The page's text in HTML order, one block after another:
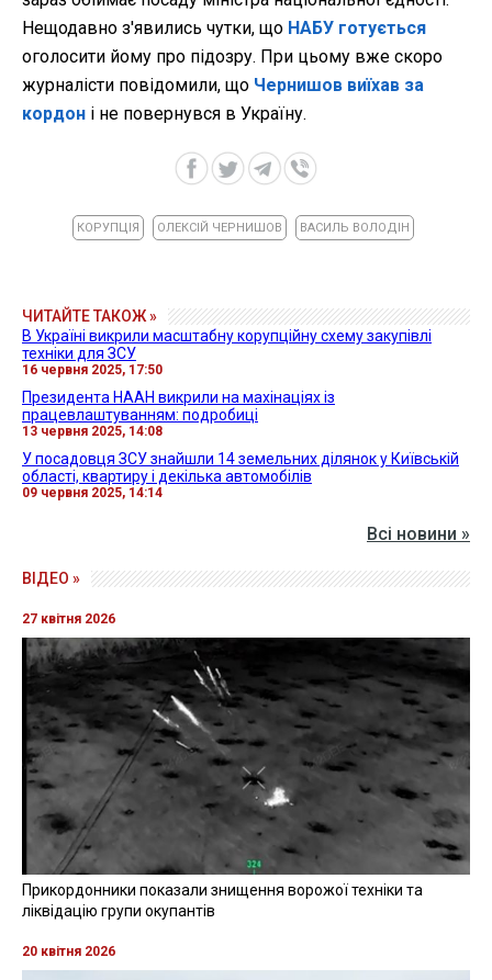
Нещодавно з'явились чутки, що НАБУ готується
оголосити йому про підозру. При цьому вже скоро
журналісти повідомили, що Чернишов виїхав за
кордон і не повернувся в Україну.
КОРУПЦІЯ ОЛЕКСІЙ ЧЕРНИШОВ ВАСИЛЬ ВОЛОДІН
ЧИТАЙТЕ ТАКОЖ »
В Україні викрили масштабну корупційну схему закупівлі
техніки для ЗСУ
16 червня 2025, 17:50
Президента НААН викрили на махінаціях із
працевлаштуванням: подробиці
13 червня 2025, 14:08
У посадовця ЗСУ знайшли 14 земельних ділянок у Київській
області, квартиру і декілька автомобілів
09 червня 2025, 14:14
Всі новини »
ВІДЕО »
27 квітня 2026
Прикордонники показали знищення ворожої техніки та
ліквідацію групи окупантів
20 квітня 2026